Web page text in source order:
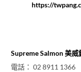
https://
Supreme Salmon 美
電話： 02 8911 1366